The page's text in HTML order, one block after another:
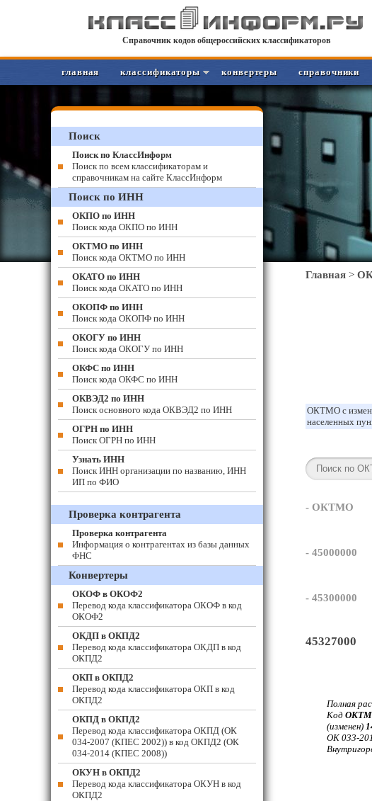
Справочник кодов общероссийских классификаторов
главная классификаторы конвертеры справочники
Главная >
ОКТМО с
населенных
- ОКТМО
- 45000000
- 45300000
45327000
Полная
Код
(изменен)
ОК 033-
Поиск
Поиск по КлассИнформ
Поиск по всем классификаторам и
справочникам на сайте КлассИнформ
Поиск по ИНН
ОКПО по ИНН
Поиск кода ОКПО по ИНН
ОКТМО по ИНН
Поиск кода ОКТМО по ИНН
ОКАТО по ИНН
Поиск кода ОКАТО по ИНН
ОКОПФ по ИНН
Поиск кода ОКОПФ по ИНН
ОКОГУ по ИНН
Поиск кода ОКОГУ по ИНН
ОКФС по ИНН
Поиск кода ОКФС по ИНН
ОКВЭД2 по ИНН
Поиск основного кода ОКВЭД2 по ИНН
ОГРН по ИНН
Поиск ОГРН по ИНН
Узнать ИНН
Поиск ИНН организации по названию, ИНН
ИП по ФИО
Проверка контрагента
Проверка контрагента
Информация о контрагентах из базы данных
ФНС
Конвертеры
ОКОФ в ОКОФ2
Перевод кода классификатора ОКОФ в код
ОКОФ2
ОКДП в ОКПД2
Перевод кода классификатора ОКДП в код
ОКПД2
ОКП в ОКПД2
Перевод кода классификатора ОКП в код
ОКПД2
ОКПД в ОКПД2
Перевод кода классификатора ОКПД (ОК
034-2007 (КПЕС 2002)) в код ОКПД2 (ОК
034-2014 (КПЕС 2008))
ОКУН в ОКПД2
Перевод кода классификатора ОКУН в код
ОКПД2